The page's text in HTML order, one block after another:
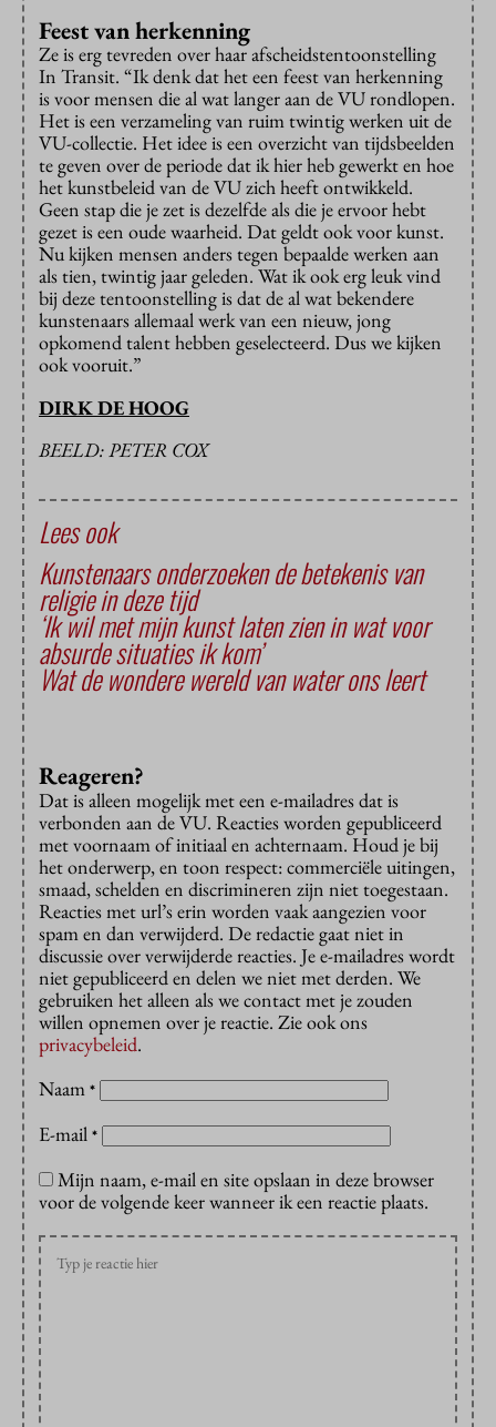
Feest van herkenning
Ze is erg tevreden over haar afscheidstentoonstelling
In Transit. “Ik denk dat het een feest van herkenning
is voor mensen die al wat langer aan de VU rondlopen.
Het is een verzameling van ruim twintig werken uit de
VU-collectie. Het idee is een overzicht van tijdsbeelden
te geven over de periode dat ik hier heb gewerkt en hoe
het kunstbeleid van de VU zich heeft ontwikkeld.
Geen stap die je zet is dezelfde als die je ervoor hebt
gezet is een oude waarheid. Dat geldt ook voor kunst.
Nu kijken mensen anders tegen bepaalde werken aan
als tien, twintig jaar geleden. Wat ik ook erg leuk vind
bij deze tentoonstelling is dat de al wat bekendere
kunstenaars allemaal werk van een nieuw, jong
opkomend talent hebben geselecteerd. Dus we kijken
ook vooruit.”
DIRK DE HOOG
BEELD: PETER COX
Lees ook
Kunstenaars onderzoeken de betekenis van
religie in deze tijd
‘Ik wil met mijn kunst laten zien in wat voor
absurde situaties ik kom’
Wat de wondere wereld van water ons leert
Reageren?
Dat is alleen mogelijk met een e-mailadres dat is
verbonden aan de VU. Reacties worden gepubliceerd
met voornaam of initiaal en achternaam. Houd je bij
het onderwerp, en toon respect: commerciële uitingen,
smaad, schelden en discrimineren zijn niet toegestaan.
Reacties met url’s erin worden vaak aangezien voor
spam en dan verwijderd. De redactie gaat niet in
discussie over verwijderde reacties. Je e-mailadres wordt
niet gepubliceerd en delen we niet met derden. We
gebruiken het alleen als we contact met je zouden
willen opnemen over je reactie. Zie ook ons
privacybeleid.
Naam *
E-mail *
Mijn naam, e-mail en site opslaan in deze browser
voor de volgende keer wanneer ik een reactie plaats.